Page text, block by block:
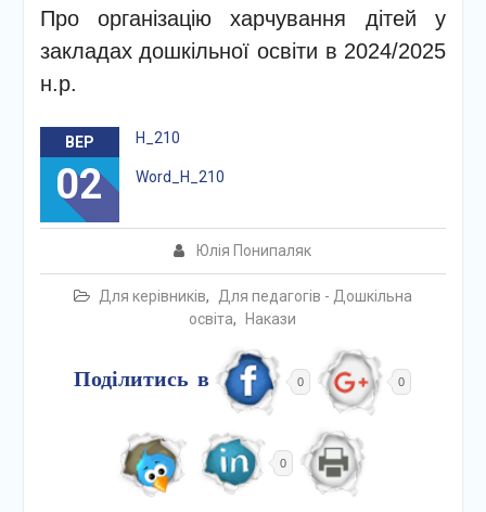
Про організацію харчування дітей у
закладах дошкільної освіти в 2024/2025
н.р.
ВЕР
02
Юлія Понипаляк
Для керівників,
Для педагогів - Дошкільна
освіта, Накази
Н_210
Word_Н_210
Поділитись в 0 0
0